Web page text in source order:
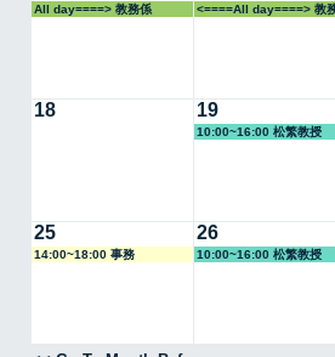
All day====> 教務係 <====All day====> 教
18 19
10:00~16:00 松繁教授
25
14:00~18:00 事務
26
10:00~16:00 松繁教授